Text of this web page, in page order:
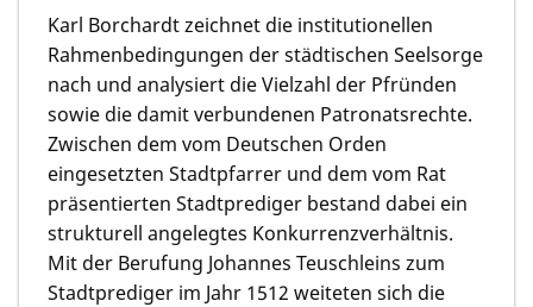
Karl Borchardt zeichnet die institutionellen
Rahmenbedingungen der städtischen Seelsorge
nach und analysiert die Vielzahl der Pfründen
sowie die damit verbundenen Patronatsrechte.
Zwischen dem vom Deutschen Orden
eingesetzten Stadtpfarrer und dem vom Rat
präsentierten Stadtprediger bestand dabei ein
strukturell angelegtes Konkurrenzverhältnis.
Mit der Berufung Johannes Teuschleins zum
Stadtprediger im Jahr 1512 weiteten sich die